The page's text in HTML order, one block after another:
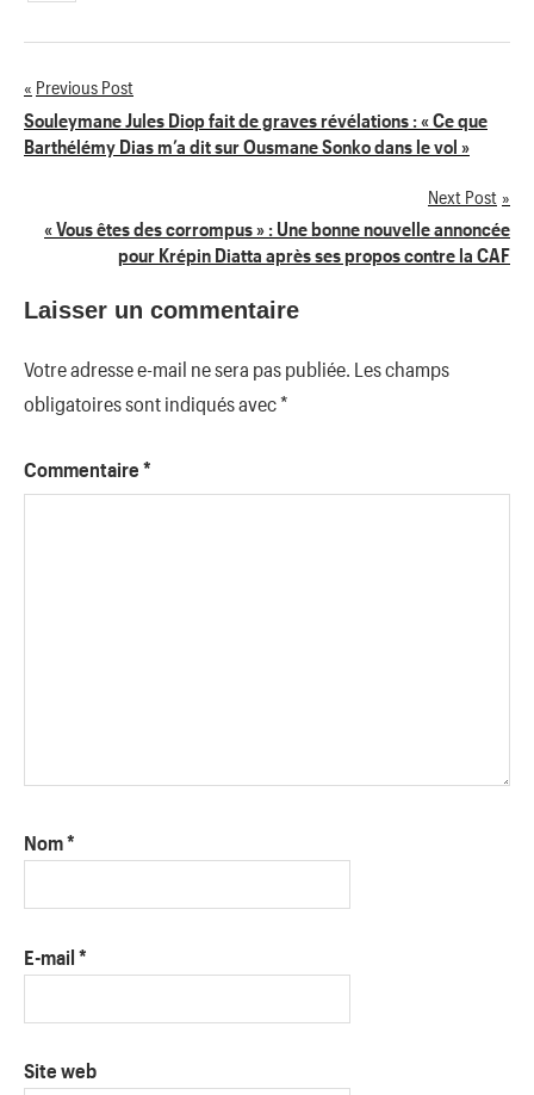
Navigation
de
Previous Post
Souleymane Jules Diop fait de graves révélations : « Ce que
Barthélémy Dias m’a dit sur Ousmane Sonko dans le vol »
Next Post
« Vous êtes des corrompus » : Une bonne nouvelle annoncée
pour Krépin Diatta après ses propos contre la CAF
Laisser un commentaire
Votre adresse e-mail ne sera pas publiée. Les champs
obligatoires sont indiqués avec*
Commentaire *
Nom*
E-mail *
Site web